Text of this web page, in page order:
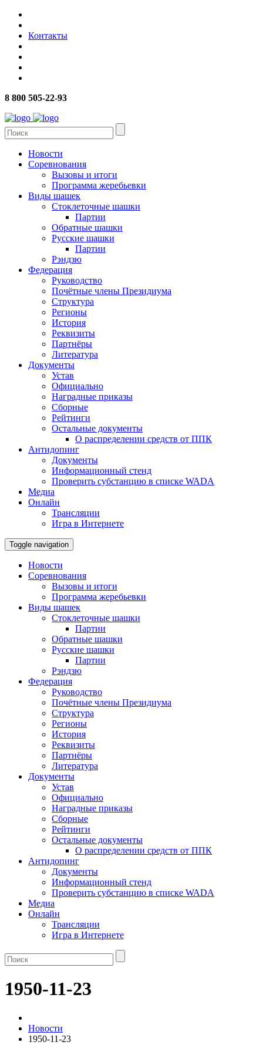
Контакты
8 800 505-22-93
Новости
Соревнования
Вызовы и итоги
Программа жеребьевки
Виды шашек
Стоклеточные шашки
Партии
Обратные шашки
Русские шашки
Партии
Рэндзю
Федерация
Руководство
Почётные члены Президиума
Структура
Регионы
История
Реквизиты
Партнёры
Литература
Документы
Устав
Официально
Наградные приказы
Сборные
Рейтинги
Остальные документы
О распределении средств от ППК
Антидопинг
Документы
Информационный стенд
Проверить субстанцию в списке WADA
Медиа
Онлайн
Трансляции
Игра в Интернете
Toggle navigation
Новости
Соревнования
Вызовы и итоги
Программа жеребьевки
Виды шашек
Стоклеточные шашки
Партии
Обратные шашки
Русские шашки
Партии
Рэндзю
Федерация
Руководство
Почётные члены Президиума
Структура
Регионы
История
Реквизиты
Партнёры
Литература
Документы
Устав
Официально
Наградные приказы
Сборные
Рейтинги
Остальные документы
О распределении средств от ППК
Антидопинг
Документы
Информационный стенд
Проверить субстанцию в списке WADA
Медиа
Онлайн
Трансляции
Игра в Интернете
1950-11-23
Новости
1950-11-23